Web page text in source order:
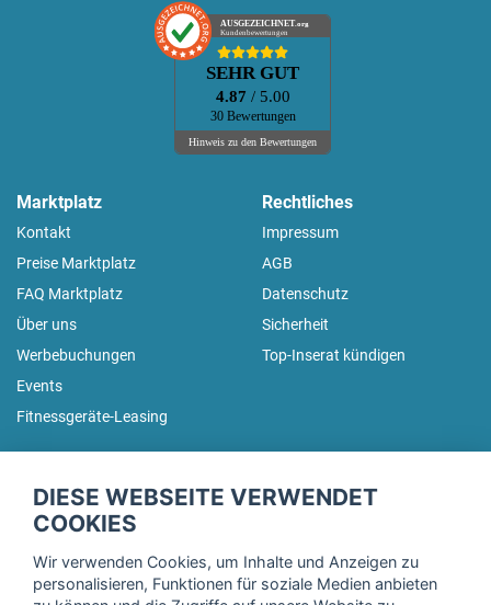
AUSGEZEICHNET.org
Kundenbewertungen
SEHR GUT
4.87 / 5.00
30 Bewertungen
Hinweis zu den Bewertungen
Marktplatz
Kontakt
Preise Marktplatz
FAQ Marktplatz
Über uns
Werbebuchungen
Events
Fitnessgeräte-Leasing
Rechtliches
Impressum
AGB
Datenschutz
Sicherheit
Top-Inserat kündigen
Trage dich hier für unseren Newsletter ein und erhalte regelmäßig
DIESE WEBSEITE VERWENDET
COOKIES
Wir verwenden Cookies, um Inhalte und Anzeigen zu
personalisieren, Funktionen für soziale Medien anbieten